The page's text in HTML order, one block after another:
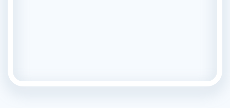
Снятие ломки на дому — цена снятия